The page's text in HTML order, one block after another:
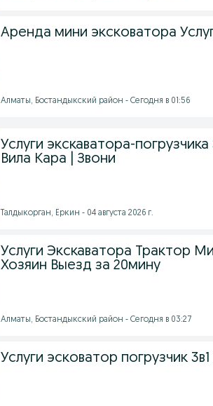
Аренда мини эксковатора
Алматы, Бостандыкский район - Сегодня в 01:56
Услуги экскаватора-погрузчика
Вила Кара | Звони
Талдыкорган, Еркин - 04 августа 2026 г.
Услуги Экскаватора Трактор
Хозяин Выезд за 20мину
Алматы, Бостандыкский район - Сегодня в 03:27
Услуги эсковатор погрузчик